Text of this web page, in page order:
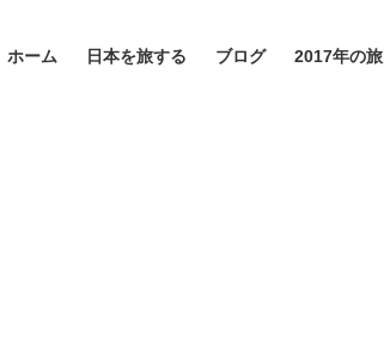
ホーム 日本を旅する ブログ 2017年の旅